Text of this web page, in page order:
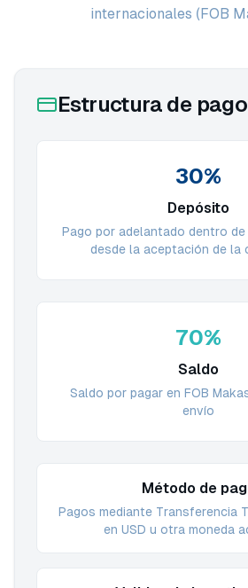
internacionales (FOB
Estructura de pago
30%
Depósito
Pago por adelantado dentro de
desde la aceptación de la
70%
Saldo
Saldo por pagar en FOB
envío
Método de
Pagos mediante Transferencia
en USD u otra moneda